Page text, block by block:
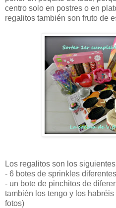
centro solo en postres o en
regalitos también son fruto de
Los regalitos son los
- 6 botes de sprinkles diferentes
- un bote de pinchitos de
también los tengo y los
fotos)